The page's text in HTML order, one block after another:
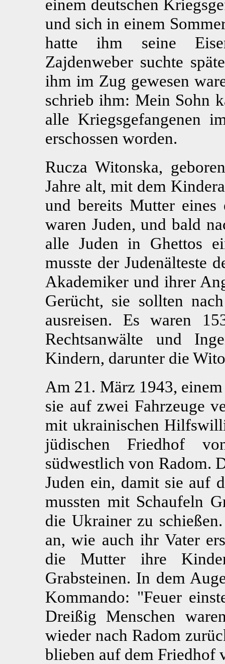
einem deutschen
und sich in einem
hatte ihm seine
Zajdenweber suchte
ihm im Zug gewesen
schrieb ihm: Mein Sohn
alle Kriegsgefangenen
erschossen worden.
Rucza Witonska,
Jahre alt, mit dem
und bereits Mutter eines
waren Juden, und bald
alle Juden in Ghettos
musste der Judenälteste
Akademiker und ihrer
Gerücht, sie sollten
ausreisen. Es waren
Rechtsanwälte und
Kindern, darunter die
Am 21. März 1943,
sie auf zwei Fahrzeuge
mit ukrainischen
jüdischen Friedhof
südwestlich von Radom.
Juden ein, damit sie auf
mussten mit Schaufeln
die Ukrainer zu
an, wie auch ihr Vater
die Mutter ihre
Grabsteinen. In dem
Kommando: "Feuer
Dreißig Menschen
wieder nach Radom
blieben auf dem Friedhof